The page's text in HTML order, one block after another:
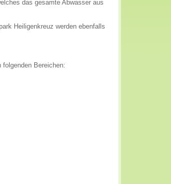
das gesamte Abwasser aus
Heiligenkreuz werden ebenfalls
folgenden Bereichen: